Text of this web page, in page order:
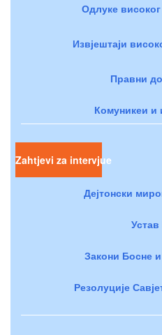
Одлуке
Извјештаји
Правни
Комуникеи и
Zahtjevi za intervjue
Дејтонски
Закони Босне
Резолуције